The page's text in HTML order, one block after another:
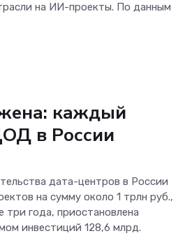
на ИИ-проекты. По данным
каждый
в России
дата-центров в России
на сумму около 1 трлн руб.,
три года, приостановлена
инвестиций 128,6 млрд.